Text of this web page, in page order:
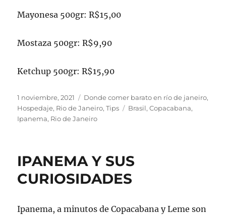
Mayonesa 500gr: R$15,00
Mostaza 500gr: R$9,90
Ketchup 500gr: R$15,90
Publicado
el
1 noviembre, 2021 Categorías
Donde comer barato en río de janeiro,
Hospedaje, Rio de Janeiro,Tips Etiquetas
Brasil,Copacabana,
Ipanema, Rio de Janeiro
IPANEMA Y SUS
CURIOSIDADES
Ipanema, a minutos de Copacabana y Leme son